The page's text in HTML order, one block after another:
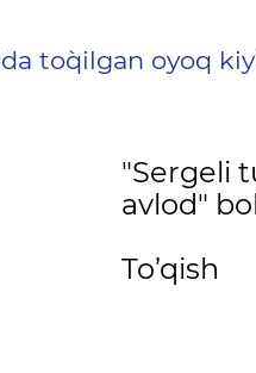
to`qilgan oyoq
"Sergeli
avlod"
To’qish